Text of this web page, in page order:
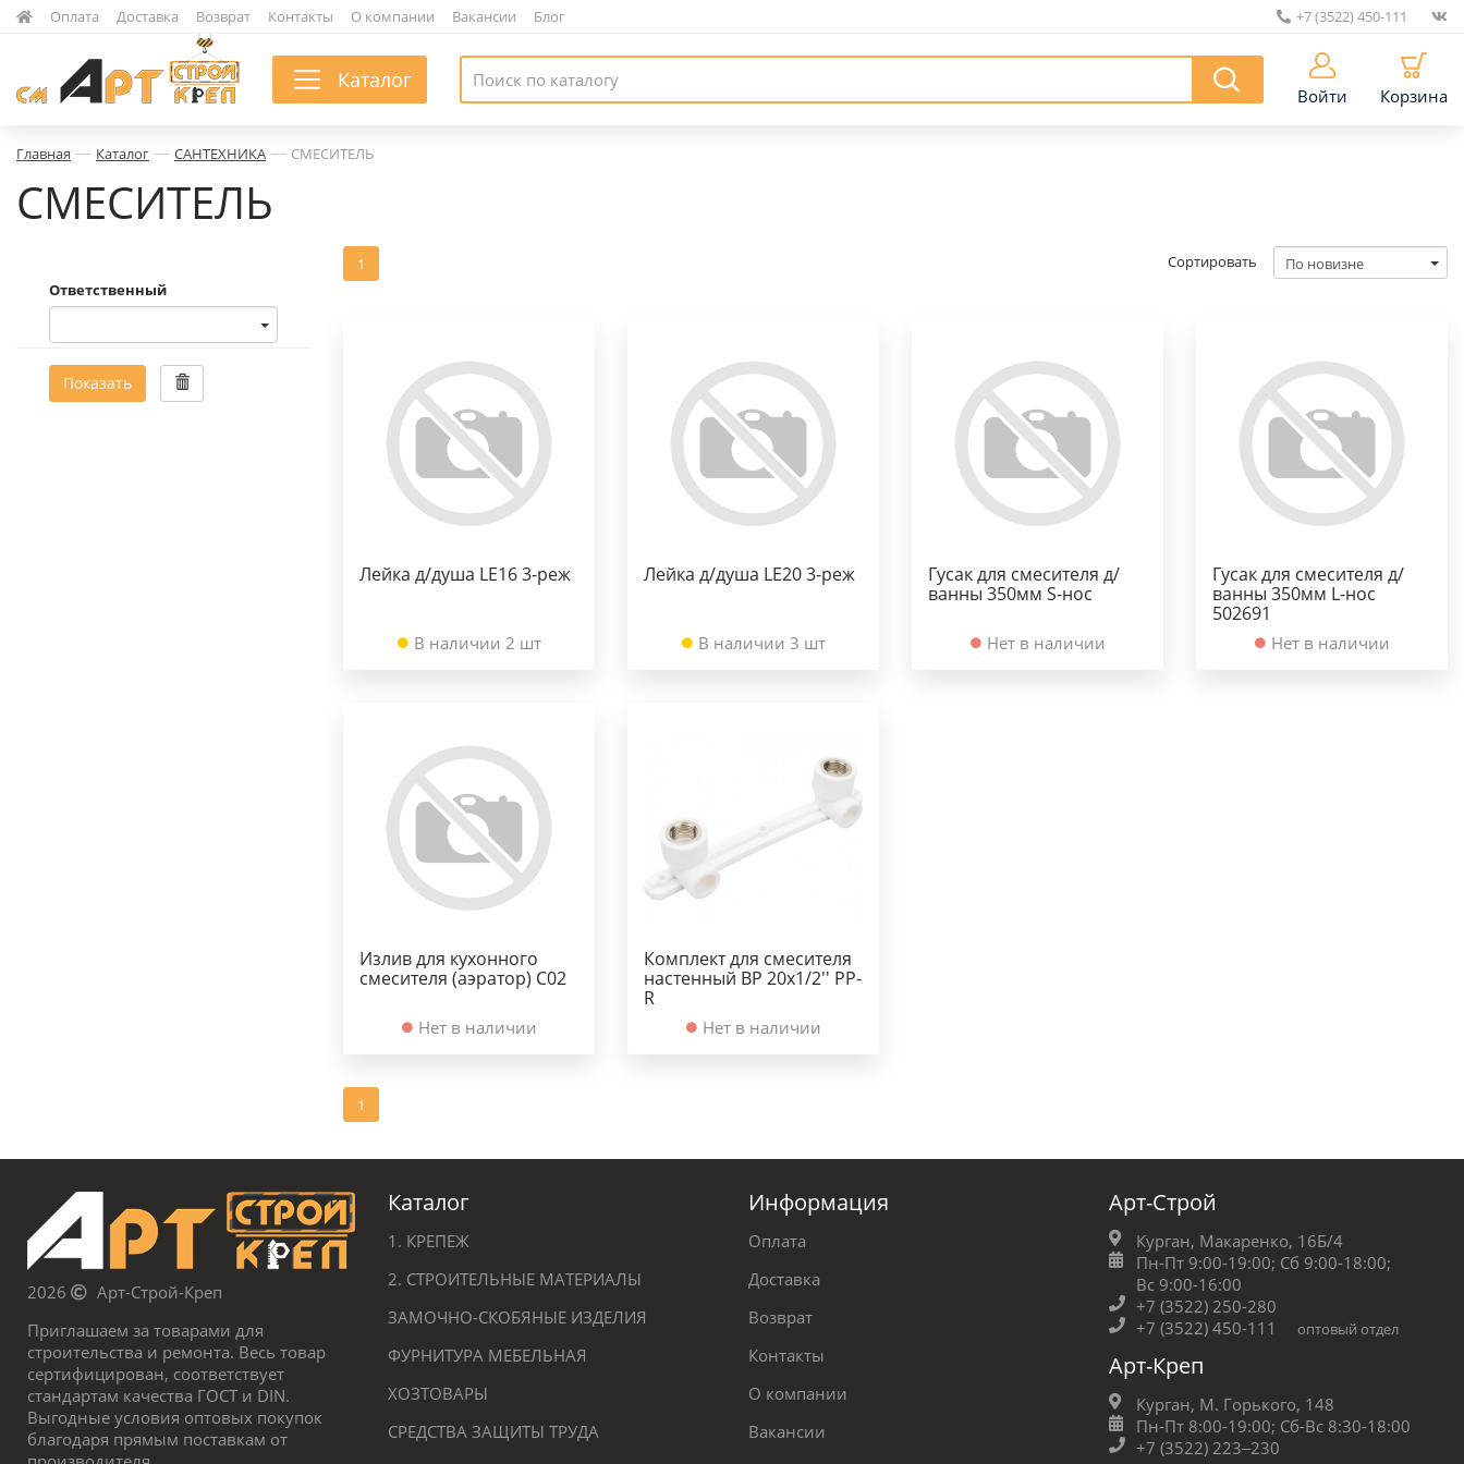
Оплата Доставка Возврат Контакты О компании Вакансии Блог +7 (3522) 450-111
Каталог
Войти Корзина
Главная — Каталог — САНТЕХНИКА — СМЕСИТЕЛЬ
СМЕСИТЕЛЬ
Ответственный
Показать
1 Сортировать
Лейка д/душа LE16 3-реж
В наличии 2 шт
Лейка д/душа LE20 3-реж
В наличии 3 шт
Гусак для смесителя д/
ванны 350мм S-нос
Нет в наличии
Гусак для смесителя д/
ванны 350мм L-нос
502691
Нет в наличии
Излив для кухонного
смесителя (аэратор) С02
Нет в наличии
Комплект для смесителя
настенный ВР 20х1/2'' PP-
R
Нет в наличии
1
2026
Арт-Строй-Креп
Приглашаем за товарами для
строительства и ремонта. Весь товар
сертифицирован, соответствует
стандартам качества ГОСТ и DIN.
Выгодные условия оптовых покупок
благодаря прямым поставкам от
Каталог
1. КРЕПЕЖ
2. СТРОИТЕЛЬНЫЕ МАТЕРИАЛЫ
ЗАМОЧНО-СКОБЯНЫЕ ИЗДЕЛИЯ
ФУРНИТУРА МЕБЕЛЬНАЯ
ХОЗТОВАРЫ
СРЕДСТВА ЗАЩИТЫ ТРУДА
Информация
Оплата
Доставка
Возврат
Контакты
О компании
Вакансии
Арт-Строй
Курган, Макаренко, 16Б/4
Пн-Пт 9:00-19:00; Сб 9:00-18:00;
Вс 9:00-16:00
+7 (3522) 250-280
+7 (3522) 450-111
оптовый отдел
Арт-Креп
Курган, М. Горького, 148
Пн-Пт 8:00-19:00; Сб-Вс 8:30-18:00
+7 (3522) 223‒230